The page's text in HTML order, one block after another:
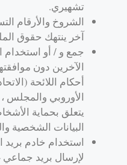
تشهيري.
الشروخ والأرقام
آخر ينتهك حقوق
جمع و / أو استخدام
الآخرين دون
يتعلق بحماية
البيانات الشخصية
استخدام خادم بريد
لإرسال بريد